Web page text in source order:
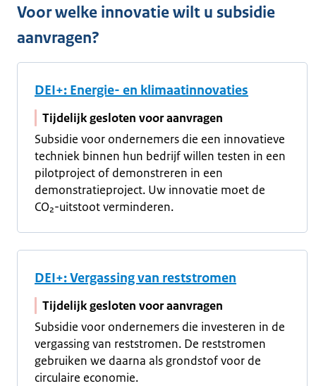
Voor welke innovatie wilt u subsidie
aanvragen?
DEI+: Energie- en klimaatinnovaties
Tijdelijk gesloten voor aanvragen
Subsidie voor ondernemers die een innovatieve
techniek binnen hun bedrijf willen testen in een
pilotproject of demonstreren in een
demonstratieproject. Uw innovatie moet de
CO₂-uitstoot verminderen.
DEI+: Vergassing van reststromen
Tijdelijk gesloten voor aanvragen
Subsidie voor ondernemers die investeren in de
vergassing van reststromen. De reststromen
gebruiken we daarna als grondstof voor de
circulaire economie.